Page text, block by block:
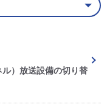
）放送設備の切り替